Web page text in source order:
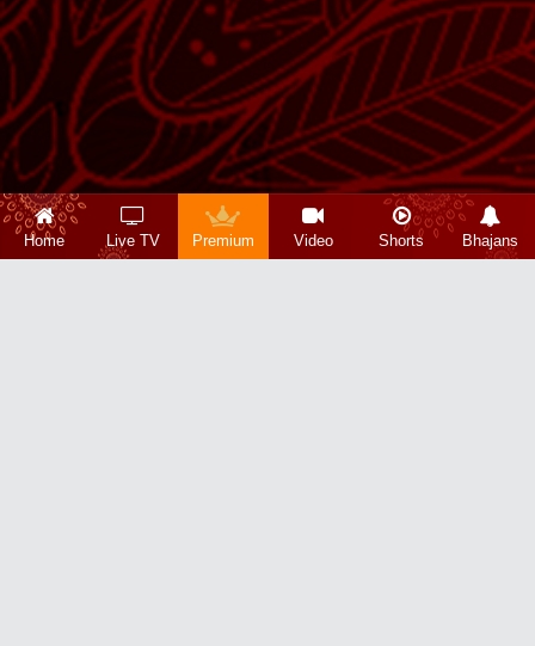
Home Live TV Premium Video Shorts Bhajans